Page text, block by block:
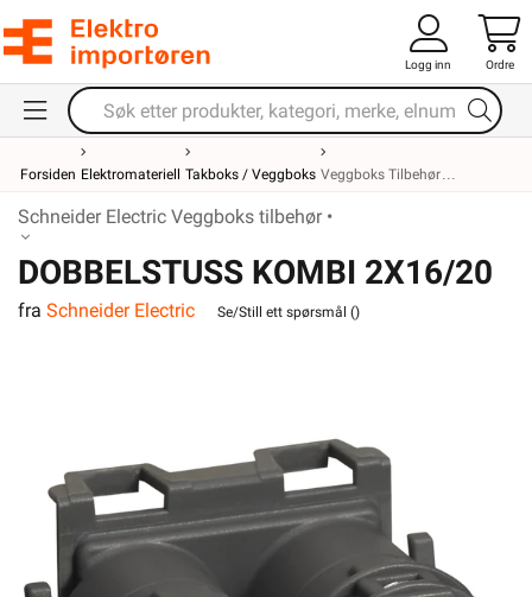
Logg inn Ordre
Forsiden Elektromateriell Takboks / Veggboks Veggboks Tilbehør
Schneider Electric Veggboks tilbehør •
DOBBELSTUSS KOMBI 2X16/20
fra Schneider Electric Se/Still ett spørsmål ()